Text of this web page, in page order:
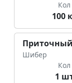
Кол
100
Шибер
Кол
1